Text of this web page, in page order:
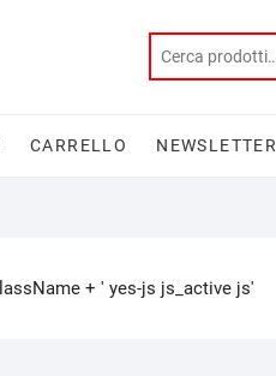
CARRELLO NEWSLETTER
+ ' yes-js js_active js'